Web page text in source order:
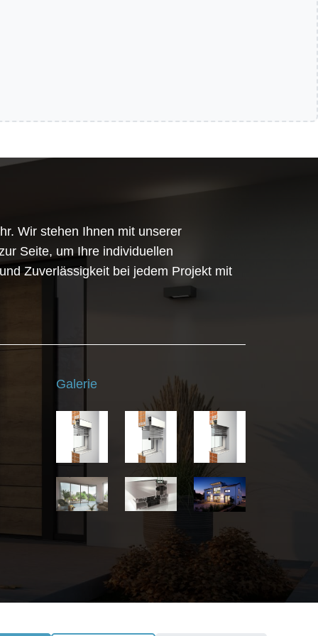
Wir stehen Ihnen mit unserer
Seite, um Ihre individuellen
Zuverlässigkeit bei jedem Projekt mit
Galerie